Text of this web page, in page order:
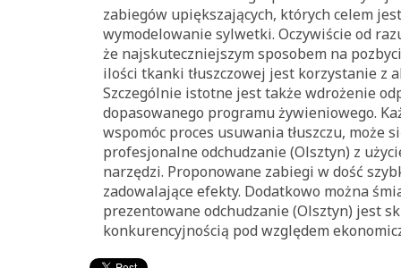
zabiegów upiększających, których celem
wymodelowanie sylwetki. Oczywiście od
że najskuteczniejszym sposobem na
ilości tkanki tłuszczowej jest korzystanie z
Szczególnie istotne jest także wdrożenie
dopasowanego programu żywieniowego.
wspomóc proces usuwania tłuszczu, może
profesjonalne odchudzanie (Olsztyn) z
narzędzi. Proponowane zabiegi w dość
zadowalające efekty. Dodatkowo można
prezentowane odchudzanie (Olsztyn) jest
konkurencyjnością pod względem